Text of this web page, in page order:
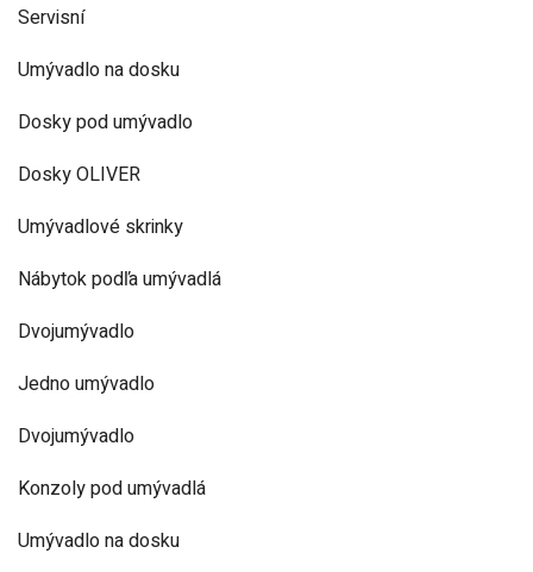
Servisní
Umývadlo na dosku
Dosky pod umývadlo
Dosky OLIVER
Umývadlové skrinky
Nábytok podľa umývadlá
Dvojumývadlo
Jedno umývadlo
Dvojumývadlo
Konzoly pod umývadlá
Umývadlo na dosku